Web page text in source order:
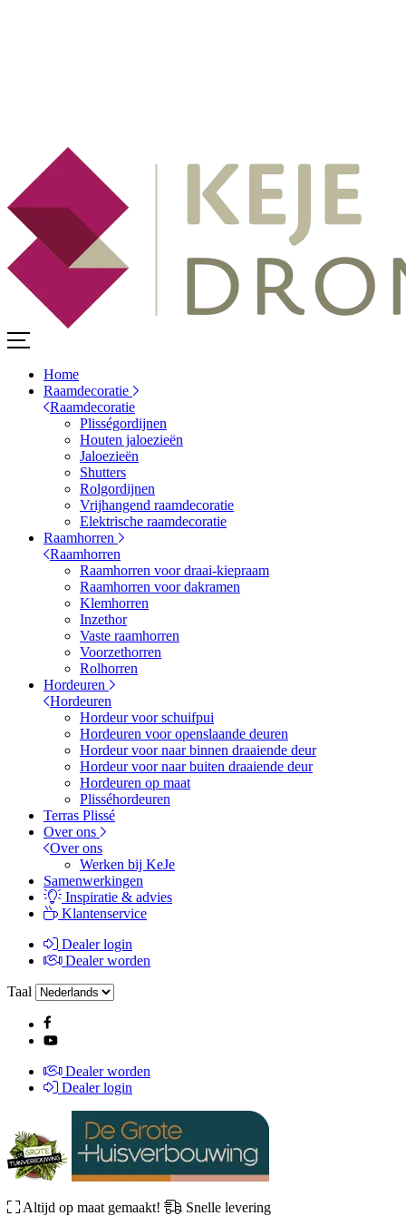
Home
Raamdecoratie
Raamdecoratie
Plisségordijnen
Houten jaloezieën
Jaloezieën
Shutters
Rolgordijnen
Vrijhangend raamdecoratie
Elektrische raamdecoratie
Raamhorren
Raamhorren
Raamhorren voor draai-kiepraam
Raamhorren voor dakramen
Klemhorren
Inzethor
Vaste raamhorren
Voorzethorren
Rolhorren
Hordeuren
Hordeuren
Hordeur voor schuifpui
Hordeuren voor openslaande deuren
Hordeur voor naar binnen draaiende deur
Hordeur voor naar buiten draaiende deur
Hordeuren op maat
Plisséhordeuren
Terras Plissé
Over ons
Over ons
Werken bij KeJe
Samenwerkingen
Inspiratie & advies
Klantenservice
Dealer login
Dealer worden
Taal
Dealer worden
Dealer login
Altijd op maat gemaakt!
Snelle levering